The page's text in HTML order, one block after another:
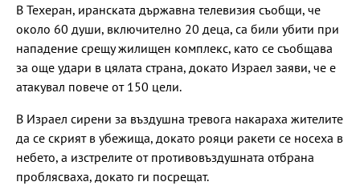
В Техеран, иранската държавна телевизия съобщи, че
около 60 души, включително 20 деца, са били убити при
нападение срещу жилищен комплекс, като се съобщава
за още удари в цялата страна, докато Израел заяви, че е
атакувал повече от 150 цели.
В Израел сирени за въздушна тревога накараха жителите
да се скрият в убежища, докато рояци ракети се носеха в
небето, а изстрелите от противовъздушната отбрана
проблясваха, докато ги посрещат.